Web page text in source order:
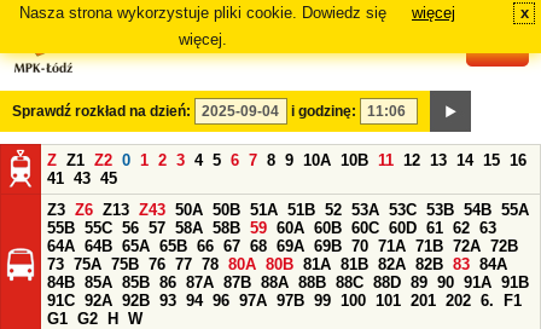
Nasza strona wykorzystuje pliki cookie. Dowiedz się
więcej.
więcej x
Sprawdź rozkład na dzień: i godzinę:
Z Z1 Z2 0 1 2 3 4 5 6 7 8 9 10A 10B 11 12 13 14 15 16
41 43 45
Z3 Z6 Z13 Z43 50A 50B 51A 51B 52 53A 53C 53B 54B 55A
55B 55C 56 57 58A 58B 59 60A 60B 60C 60D 61 62 63
64A 64B 65A 65B 66 67 68 69A 69B 70 71A 71B 72A 72B
73 75A 75B 76 77 78 80A 80B 81A 81B 82A 82B 83 84A
84B 85A 85B 86 87A 87B 88A 88B 88C 88D 89 90 91A 91B
91C 92A 92B 93 94 96 97A 97B 99 100 101 201 202 6.
F1
G1 G2 H
W